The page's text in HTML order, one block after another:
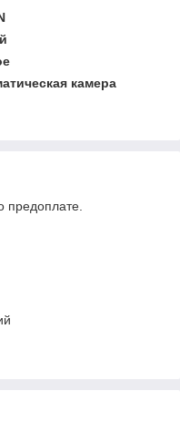
камера
предоплате.